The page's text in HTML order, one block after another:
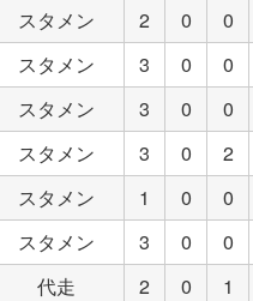
スタメン 2 0
0
スタメン 3 0
0
スタメン 3 0
0
スタメン 3 0
2
スタメン 1 0
0
スタメン 3 0
0
代走 2 0
1